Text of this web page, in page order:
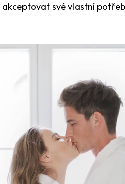
své vlastní